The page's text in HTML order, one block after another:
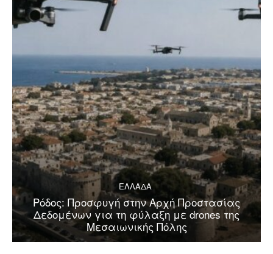
ΕΛΛΑΔΑ
Ρόδος: Προσφυγή στην Αρχή Προστασίας
Δεδομένων για τη φύλαξη με drones της
Μεσαιωνικής Πόλης